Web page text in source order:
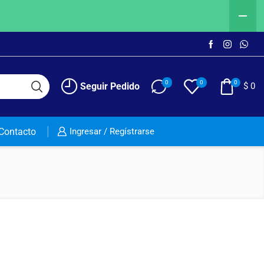
Seguir Pedido 0 0 0 $ 0
Ingresar / Regístrarse